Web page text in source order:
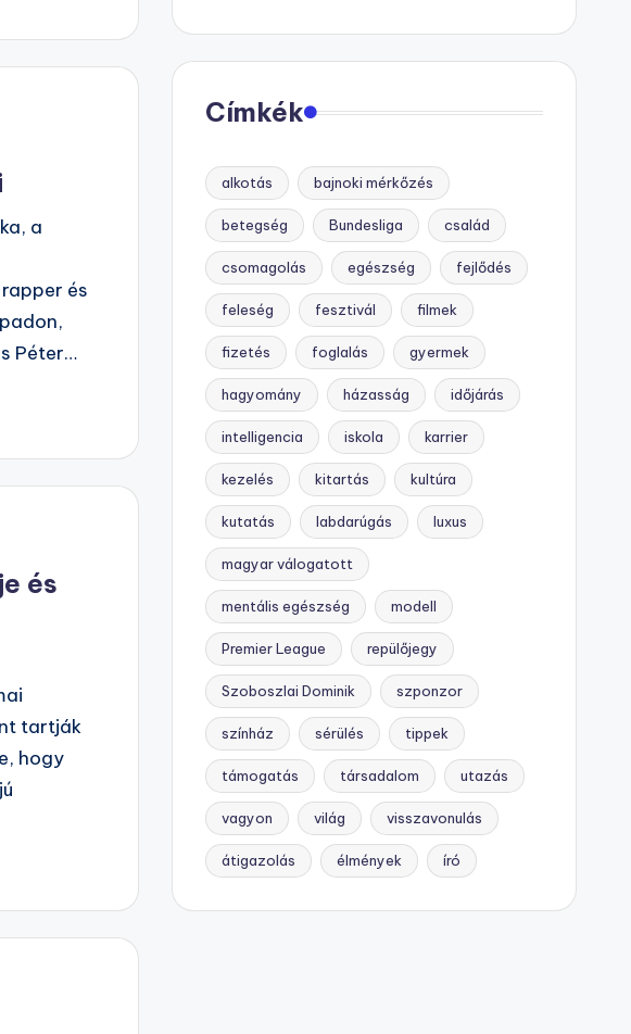
a
és
Péter…
és
tartják
hogy
Címkék
alkotás bajnoki mérkőzés
betegség Bundesliga család
csomagolás egészség fejlődés
feleség fesztivál filmek
fizetés foglalás gyermek
hagyomány házasság időjárás
intelligencia iskola karrier
kezelés kitartás kultúra
kutatás labdarúgás luxus
magyar válogatott
mentális egészség modell
Premier League repülőjegy
Szoboszlai Dominik szponzor
színház sérülés tippek
támogatás társadalom utazás
vagyon világ visszavonulás
átigazolás élmények író